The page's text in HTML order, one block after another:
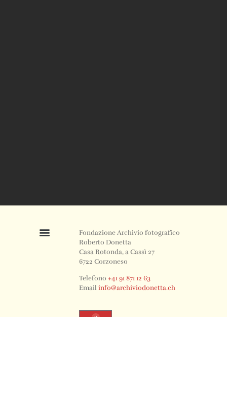
Fondazione Archivio fotografico
Roberto Donetta
Casa Rotonda, a Cassì 27
6722 Corzoneso
Telefono+41 91 871 12 63
Emailinfo@archiviodonetta.ch
0